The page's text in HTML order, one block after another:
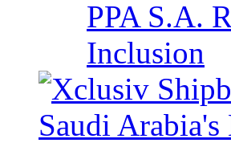
PPA S.A.
Inclusion